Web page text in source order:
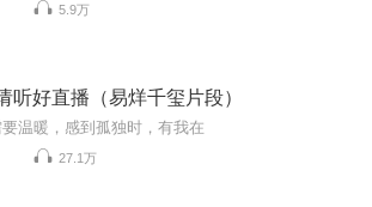
5.9万
听好直播（易烊千玺片段）
温暖，感到孤独时，有我在
27.1万